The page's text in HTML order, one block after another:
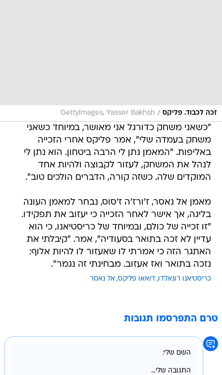
זכה לכבוד. פליקס /
GettyImages, Yasser Bakhsh
"כשאני משחק כדורגל אני מאושר, במיוחד כשאני
משחק בעמדה שלי", אמר פליקס אחרי הזכייה
באליפות. "המאמן נתן לי הרבה ביטחון. הוא נתן לי
לנהל את המשחק, לעזור לקבוצה ולהיות אחד
המוקדים שלה. כשזה קורה, הדברים הולכים טוב".
מאמן אל נאסר, ז'ורז'ה ז'סוס, נבחר למאמן העונה
בליגה, אך אישר לאחר הזכייה כי יעזוב את תפקידו.
"זו זכייה של כולם, ובמיוחד של כריסטיאנו, כי הוא
עדיין לא זכה בתואר בסעודיה", אמר. "קיבלתי את
האתגר הזה כי אמרתי לו שאעזור לו להיות אלוף:
נזכה בתואר ואז אעזוב. מבחינתי זה נגמר".
כריסטיאנו רונאלדו ז'ואאו פליקס אל נאסר
טרם התפרסמו תגובות